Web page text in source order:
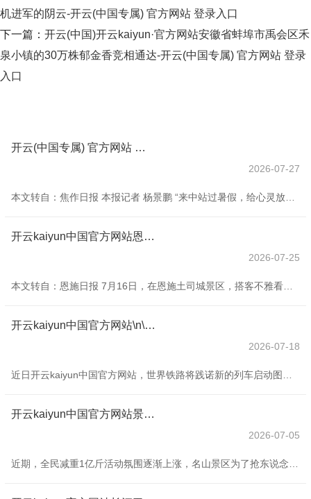
机进军的阴云-开云(中国专属) 官方网站 登录入口
下一篇： 开云(中国)开云kaiyun·官方网站安徽省蚌埠市禹会区禾
泉小镇的30万株郁金香竞相通达-开云(中国专属) 官方网站 登录
入口
开云(中国专属) 官方网站 登录入口全程妥善周全的食宿安排、山幽林静的练功环境-开云(中国专属) 官方网站 登录入口
2026-07-27
本文转自：焦作日报 本报记者 杨景鹏 “来中站过暑假，给心灵放个假！”这不仅是一句顿挫顿挫的宣传标语，更是中站区丰富群众精神文化生存、激活暑期奢华阛阓的灵活执行。 为抢抓暑期文旅阛阓黄金窗口期，充分开释夏季奢华动能，中站区依托浅山生态、古村民宿、太极技击、红色工业、城区商圈等优质文旅资源，分区打造互异化特质文旅活动，演艺市集、太极研学、山野民宿等多点发力，绘就一幅“文旅+”“+文旅”交融、业态焕新多元的夏季文旅画卷。 坐落于中站区赵庄村的云境太极谷凭借清幽山林的宜东说念主环境，成为太极拳嗜好者
开云kaiyun中国官方网站恩施土司城景区入选省文旅厅发布的湖北老城新趣漫游榜-开云(中国专属) 官方网站 登录入口
2026-07-25
本文转自：恩施日报 7月16日，在恩施土司城景区，搭客不雅看扮演，千里浸式体验土（家）苗文化魔力。本年，恩施土司城景区入选省文旅厅发布的湖北老城新趣漫游榜。 入伏以来，恩施旅游商场执续升温，亲子游、避暑游热度不减，活力涌动。 （全媒体记者 谭卓瑶 摄）开云kaiyun中国官方网站
开云kaiyun中国官方网站\n\n赛里木湖当今赶巧最好意思的本领——六七月份-开云(中国专属) 官方网站 登录入口
2026-07-18
近日开云kaiyun中国官方网站，世界铁路将践诺新的列车启动图。 \n 乌鲁木皆至重庆西的T字头列车将升级为Z字头直达特快列车，乌鲁木皆至重庆西的旅行本领，较现图压缩2个多小时。 \n 要是你向往一个纯正、宁静、调整的夏天，那么这一世，总该有一个夏天，留给大好意思新疆。今天保举三条显现，畅享当然与开脱的双重魔力！​ \n 01 \n 伊犁环线 \n 伊犁的夏天，好意思到驰魂夺魄。赛里木湖的蓝、那拉提的绿、独库一皆的雪山草地瓜代——这些单独拿出来都是顶级景色，但凑在一条线上，才是真确杀招。 \n
开云kaiyun中国官方网站景区加码福利免门票荧惑公共动起来-开云(中国专属) 官方网站 登录入口
2026-07-05
近期，全民减重1亿斤活动氛围逐渐上涨，名山景区为了抢东说念主爬山径直卷起来了！ 为完成寰宇减重一亿斤的雄伟缱绻，阿福敕令公共全部爬山减重，泰山、华山、衡山、嵩山、黄山、峨眉山纷纷下场，给参与活动的用户送门票福利，五岳争霸“减重第别称景区”了！ 泰山放出狠话，称“爬完径直抖到山下”，华山马上接招“比比谁的腱子肉”更strong，嵩山这波打出功夫牌——“好功夫更出好体魄”！黄山也紧迫加入战场，迎接公共来体验什么叫“掉秤一绝”，峨眉山更是拿出了杀手锏：东说念主比猴瘦！ 衡山素有“五岳独秀”的好意思誉